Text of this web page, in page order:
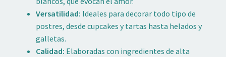
Versatilidad: Ideales para decorar todo tipo de
postres, desde cupcakes y tartas hasta helados y
galletas.
Calidad: Elaboradas con ingredientes de alta